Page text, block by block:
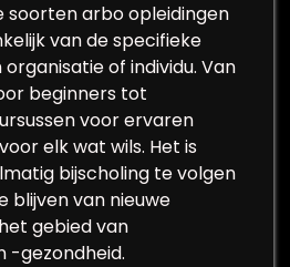
soorten arbo opleidingen
van de specifieke
of individu. Van
beginners tot
voor ervaren
elk wat wils. Het is
bijscholing te volgen
blijven van nieuwe
gebied van
-gezondheid.